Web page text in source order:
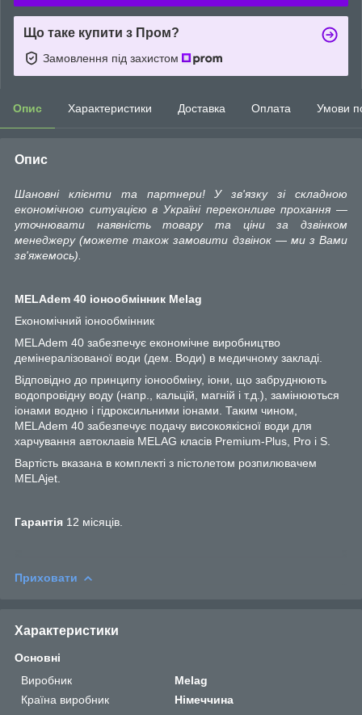
Що таке купити з Пром?
Замовлення під захистом
Опис Характеристики Доставка Оплата Умови
Опис
Шановні клієнти та партнери! У зв'язку зі складною
економічною ситуацією в Україні переконливе прохання —
уточнювати наявність товару та ціни за дзвінком
менеджеру (можете також замовити дзвінок — ми з Вами
зв'яжемось).
MELAdem 40 іонообмінник Melag
Економічний іонообмінник
MELAdem 40 забезпечує економічне виробництво
демінералізованої води (дем. Води) в медичному закладі.
Відповідно до принципу іонообміну, іони, що забруднюють
водопровідну воду (напр., кальцій, магній і т.д.), замінюються
іонами водню і гідроксильними іонами. Таким чином,
MELAdem 40 забезпечує подачу високоякісної води для
харчування автоклавів MELAG класів Premium-Plus, Pro і S.
Вартість вказана в комплекті з пістолетом розпилювачем
MELAjet.
Гарантія 12 місяців.
Приховати
Характеристики
Основні
Виробник
Melag
Країна виробник
Німеччина